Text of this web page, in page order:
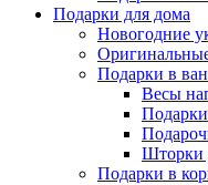
Подарки для дома
Новогодние
Подарки в
Весы
Подарки
Шторки
Подарки в